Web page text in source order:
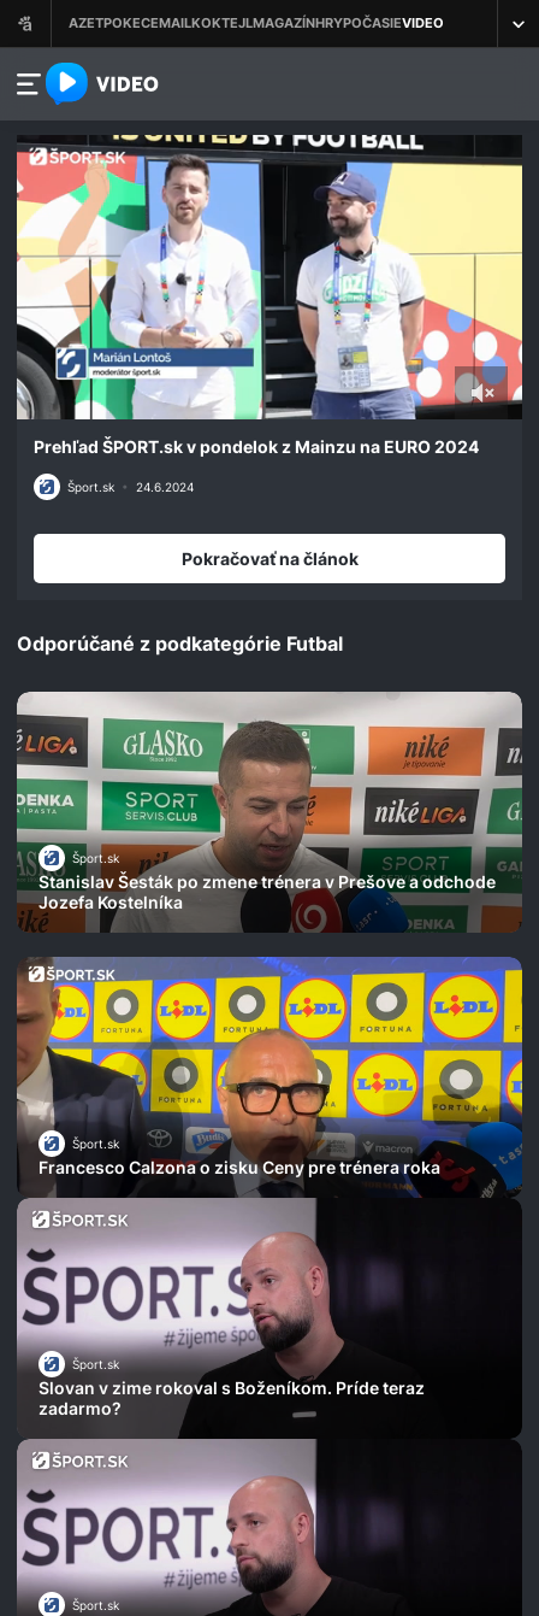
azet.video.sk
seconds
minutes,
seconds
Prehľad ŠPORT.sk v pondelok z Mainzu na EURO 2024
Šport.sk • 24.6.2024
Pokračovať na článok
Odporúčané z podkategórie Futbal
Šport.sk
Stanislav Šesták po zmene trénera v Prešove a odchode
Jozefa Kostelníka
Šport.sk
Francesco Calzona o zisku Ceny pre trénera roka
Šport.sk
Slovan v zime rokoval s Boženíkom. Príde teraz
zadarmo?
Šport.sk